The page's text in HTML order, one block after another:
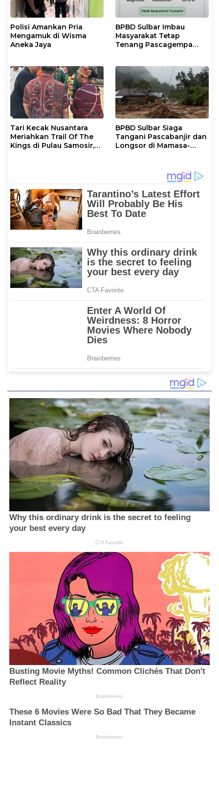
Polisi Amankan Pria
Mengamuk di Wisma
Aneka Jaya
BPBD Sulbar Imbau
Masyarakat Tetap
Tenang Pascagempa
Tari Kecak Nusantara
Meriahkan Trail Of The
Kings di Pulau Samosir,
BPBD Sulbar Siaga
Tangani Pascabanjir dan
Longsor di Mamasa-